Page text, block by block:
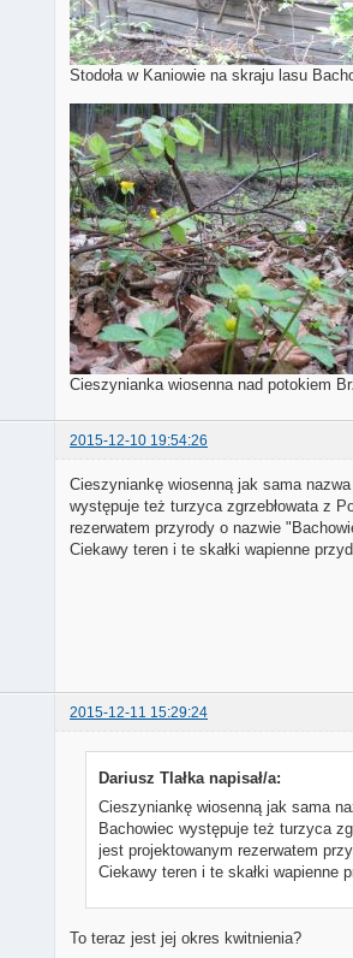
Stodoła w Kaniowie na skraju lasu
Cieszynianka wiosenna nad potokiem
2015-12-10 19:54:26
Cieszyniankę wiosenną jak sama
występuje też turzyca zgrzebłowata z
rezerwatem przyrody o nazwie
Ciekawy teren i te skałki wapienne
2015-12-11 15:29:24
Dariusz Tlałka napisał/a:
Cieszyniankę wiosenną jak sama
Bachowiec występuje też turzyca
jest projektowanym rezerwatem
Ciekawy teren i te skałki wapienne
To teraz jest jej okres kwitnienia?